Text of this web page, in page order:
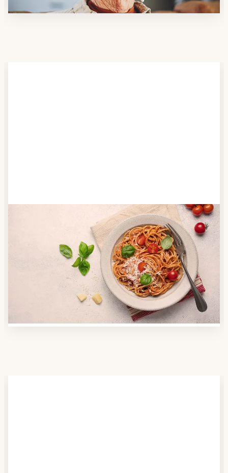
Anbieter finden
Nutzen Sie unsere große Mahlzeiten-Dienst-Suche,
um herauszufinden, welche Anbieter es in Ihrer
Region gibt und welcher am besten zu Ihnen passt.
Verschaffen Sie sich auch einen Überblick über die
Essen auf Rädern-Kosten.